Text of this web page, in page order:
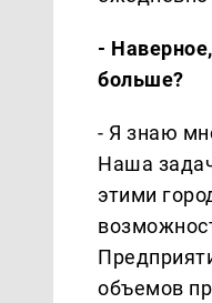
-
больше?
- Я знаю
Наша
этими
объемов